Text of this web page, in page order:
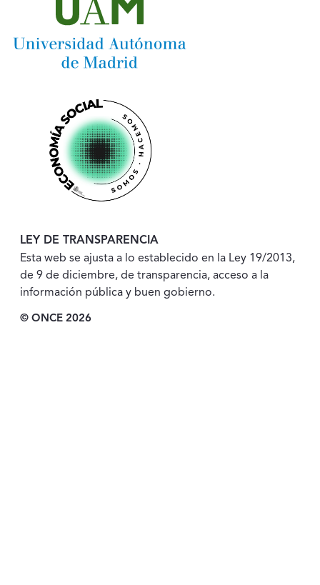
LEY DE TRANSPARENCIA
Esta web se ajusta a lo establecido en la Ley 19/2013,
de 9 de diciembre, de transparencia, acceso a la
información pública y buen gobierno.
© ONCE 2026